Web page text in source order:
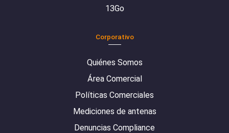
13Go
Corporativo
Quiénes Somos
Área Comercial
Políticas Comerciales
Mediciones de antenas
Denuncias Compliance